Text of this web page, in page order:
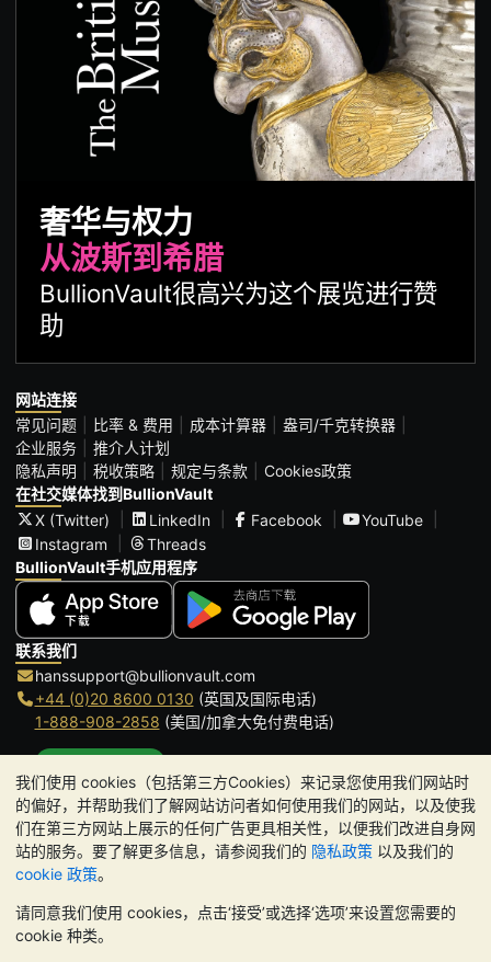
我们使用 cookies（包括第三方Cookies）来记录您使用我们网站时
的偏好，并帮助我们了解网站访问者如何使用我们的网站，以及使我
们在第三方网站上展示的任何广告更具相关性，以便我们改进自身网
站的服务。要了解更多信息，请参阅我们的 隐私政策 以及我们的
cookie 政策。
请同意我们使用 cookies，点击‘接受’或选择‘选项’来设置您需要的
cookie 种类。
奢华与权力
从波斯到希腊
BullionVault很高兴为这个展览进行赞
助
网站连接
常见问题
比率 & 费用 成本计算器
盎司/千克转换器
企业服务
推介人计划
隐私声明
税收策略 规定与条款
Cookies政策
在社交媒体找到BullionVault
X (Twitter)
LinkedIn Facebook
YouTube
Instagram
Threads
BullionVault手机应用程序
联系我们
hanssupport@bullionvault.com
+44 (0)20 8600 0130 (英国及国际电话)
1-888-908-2858 (美国/加拿大免付费电话)
办公时间:
9am to 8:30pm (英国时间), 周一至周五
Galmarley Ltd T/A BullionVault
3 Shortlands (7th Floor)
London
W6 8DA